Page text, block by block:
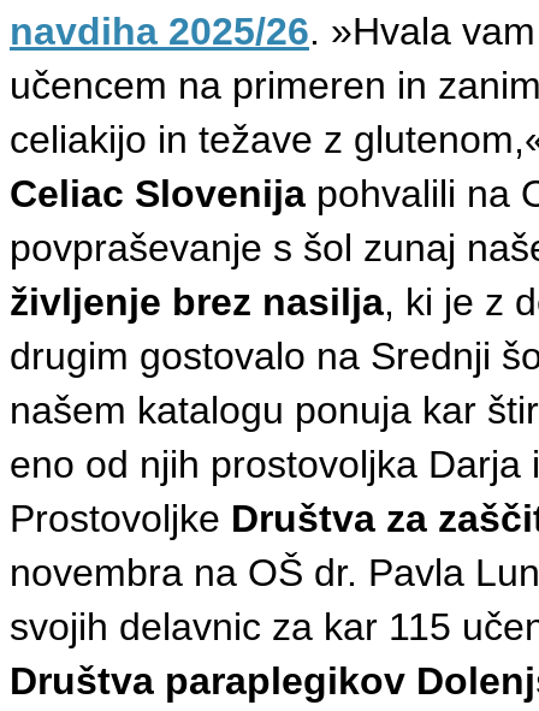
navdiha 2025/26. »Hvala
učencem na primeren in
celiakijo in težave z
Celiac Slovenija pohvalili na
povpraševanje s šol zunaj
življenje brez nasilja, ki je z
drugim gostovalo na Srednji
našem katalogu ponuja kar
eno od njih prostovoljka
Prostovoljke Društva za
novembra na OŠ dr. Pavla
svojih delavnic za kar 115
Društva paraplegikov